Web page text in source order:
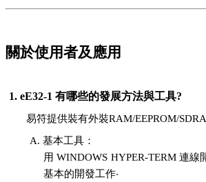
關於使用者及應用
1. eE32-1 有哪些的發展方法與工具?
易符提供裝有外裝RAM/EEPROM/
A. 基本工具：
用 WINDOWS HYPER-TERM 連
基本的開發工作‧